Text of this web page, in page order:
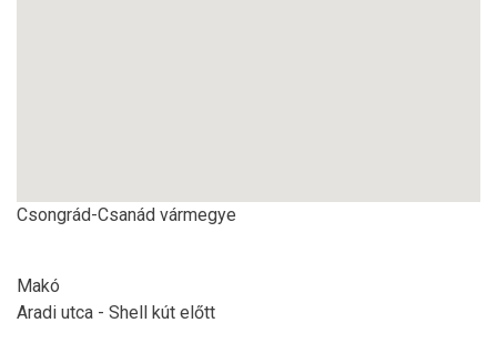
Csongrád-Csanád vármegye
Makó
Aradi utca - Shell kút előtt